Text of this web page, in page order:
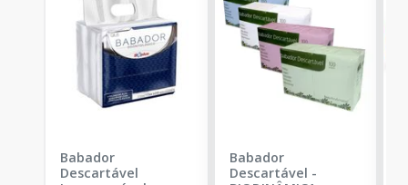
Babador
Descartável
Babador
Descartável -